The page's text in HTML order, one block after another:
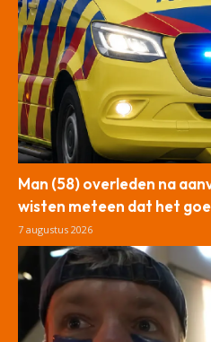
Man (58) overleden na
wisten meteen dat het
7 augustus 2026